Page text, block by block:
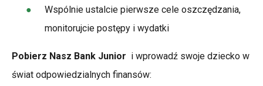
Wspólnie ustalcie pierwsze cele oszczędzania,
monitorujcie postępy i wydatki
Pobierz Nasz Bank Junior i wprowadź swoje dziecko w
świat odpowiedzialnych finansów: